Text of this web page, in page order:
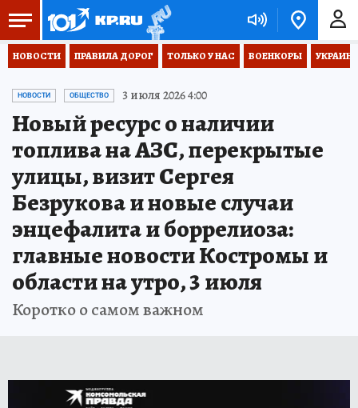
НОВОСТИ ПРАВИЛА ДОРОГ ТОЛЬКО У НАС ВОЕНКОРЫ
НОВОСТИ ОБЩЕСТВО 3 июля 2026 4:00
Новый ресурс о наличии
топлива на АЗС, перекрытые
улицы, визит Сергея
Безрукова и новые случаи
энцефалита и боррелиоза:
главные новости Костромы и
области на утро, 3 июля
Коротко о самом важном